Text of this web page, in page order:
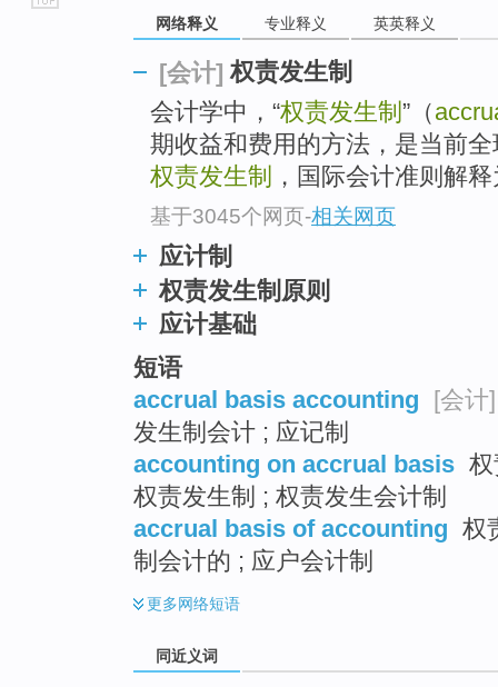
网络释义 专业释义 英英释义
[会计] 权责发生制
会计学中，“权责发生制 ”（
期收益和费用的方法，是当前
权责发生制
，国际会计准则解
基于3045个网页-相关网页
应计制
权责发生制原则
应计基础
短语
accrual basis accounting [会计]
发生制会计 ; 应记制
accounting on accrual basis
权责发生制 ; 权责发生会计制
accrual basis of accounting 权
制会计的 ; 应户会计制
更多网络短语
同近义词